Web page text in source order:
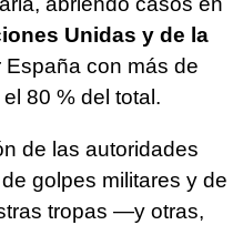
Unidas y de la
con más de
80 % del total.
de las autoridades
golpes militares y de
tropas —y otras,